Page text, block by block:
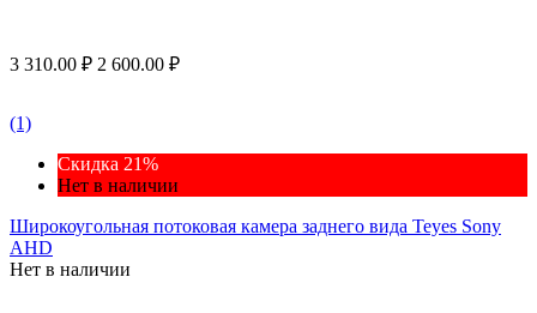
3 310.00 ₽ 2 600.00 ₽
(1)
Скидка 21%
Нет в наличии
Широкоугольная потоковая камера заднего вида Teyes Sony
AHD
Нет в наличии